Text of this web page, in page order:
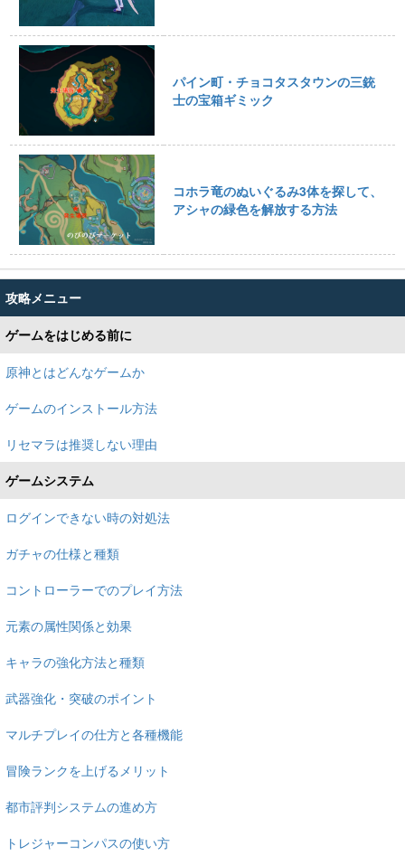
パイン町・チョコタスタウンの三銃
士の宝箱ギミック
コホラ竜のぬいぐるみ3体を探して、
アシャの緑色を解放する方法
攻略メニュー
ゲームをはじめる前に
原神とはどんなゲームか
ゲームのインストール方法
リセマラは推奨しない理由
ゲームシステム
ログインできない時の対処法
ガチャの仕様と種類
コントローラーでのプレイ方法
元素の属性関係と効果
キャラの強化方法と種類
武器強化・突破のポイント
マルチプレイの仕方と各種機能
冒険ランクを上げるメリット
都市評判システムの進め方
トレジャーコンパスの使い方